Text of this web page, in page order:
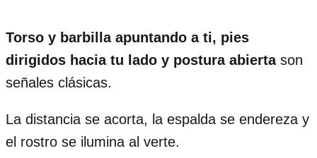
Torso y barbilla apuntando a ti, pies
dirigidos hacia tu lado y postura abiertason
señales clásicas.
La distancia se acorta, la espalda se endereza y
el rostro se ilumina al verte.